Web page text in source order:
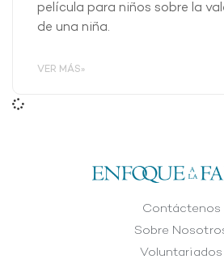
película para niños sobre la
de una niña.
VER MÁS»
Contáctenos
Sobre
Voluntariados